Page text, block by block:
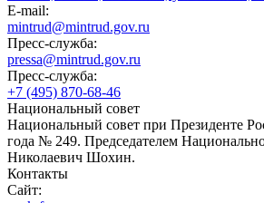
E-mail:
mintrud@mintrud.gov.ru
Пресс-служба:
pressa@mintrud.gov.ru
Пресс-служба:
+7 (495) 870-68-46
Национальный совет
Национальный совет при Президенте
года № 249. Председателем
Николаевич Шохин.
Контакты
Сайт: